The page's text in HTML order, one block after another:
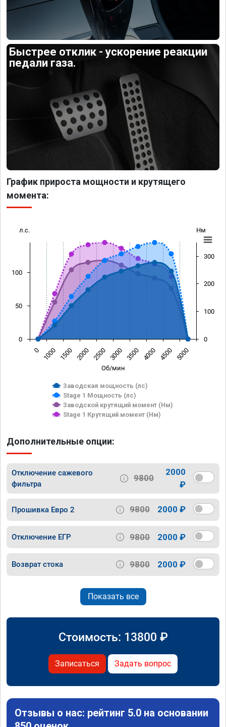
Быстрее отклик - ускорение реакции
педали газа.
График прироста мощности и крутящего
момента:
Об/мин
л.с. Нм
Заводская мощность (лс)
Stage 1 Мощность (лс)
Заводской крутящий момент (Нм)
Stage 1 Крутящий момент (Нм)
0 1000 1500 2000 2500 3000 3500 4000 4500 5000
0
50
100
0
100
200
300
Дополнительные опции:
Отключение сажевого
фильтра
9800
2000
₽
Прошивка Евро 2 9800 2000 ₽
Отключение ЕГР 9800 2000 ₽
Возврат стока 9800 2000 ₽
Показать все
Стоимость: 13800 ₽
Записаться Задать вопрос
Отзывы о нас: рейтинг 5.0 на основании